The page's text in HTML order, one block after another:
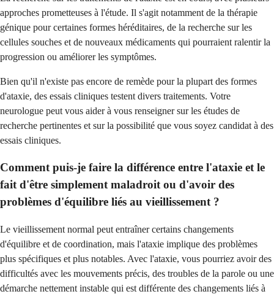
approches prometteuses à l'étude. Il s'agit notamment de la thérapie
génique pour certaines formes héréditaires, de la recherche sur les
cellules souches et de nouveaux médicaments qui pourraient ralentir la
progression ou améliorer les symptômes.
Bien qu'il n'existe pas encore de remède pour la plupart des formes
d'ataxie, des essais cliniques testent divers traitements. Votre
neurologue peut vous aider à vous renseigner sur les études de
recherche pertinentes et sur la possibilité que vous soyez candidat à des
essais cliniques.
Comment puis-je faire la différence entre l'ataxie et le
fait d'être simplement maladroit ou d'avoir des
problèmes d'équilibre liés au vieillissement ?
Le vieillissement normal peut entraîner certains changements
d'équilibre et de coordination, mais l'ataxie implique des problèmes
plus spécifiques et plus notables. Avec l'ataxie, vous pourriez avoir des
difficultés avec les mouvements précis, des troubles de la parole ou une
démarche nettement instable qui est différente des changements liés à